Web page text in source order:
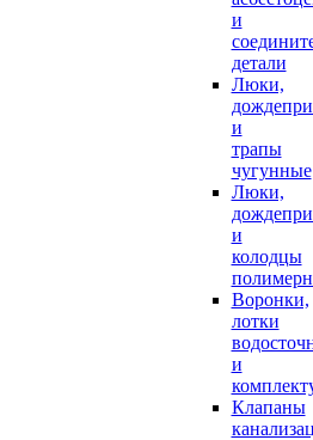
и
детали
Люки,
и
трапы
чугунные
Люки,
и
колодцы
Воронки,
лотки
и
Клапаны